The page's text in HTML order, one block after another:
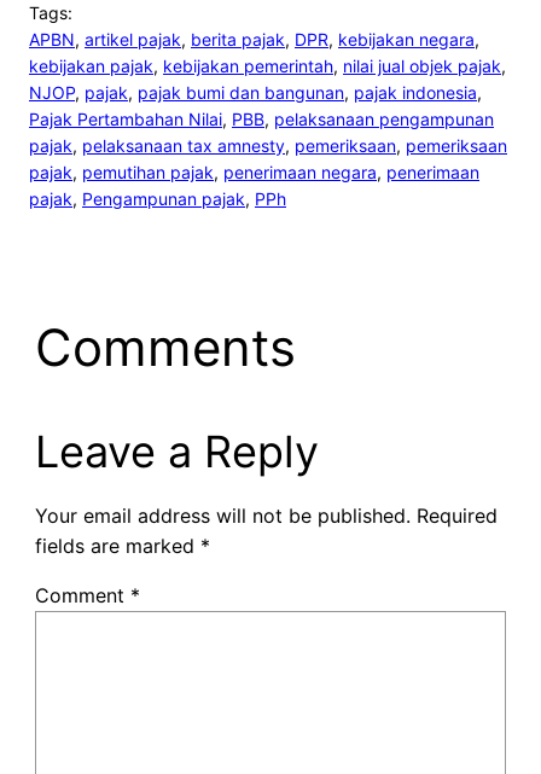
Tags:
APBN, artikel pajak, berita pajak, DPR, kebijakan negara
kebijakan pajak, kebijakan pemerintah, nilai jual objek pajak
NJOP, pajak, pajak bumi dan bangunan, pajak indonesia
Pajak Pertambahan Nilai, PBB, pelaksanaan pengampunan
pajak, pelaksanaan tax amnesty, pemeriksaan, pemeriksaan
pajak, pemutihan pajak, penerimaan negara, penerimaan
pajak, Pengampunan pajak, PPh
Comments
Leave a Reply
Your email address will not be published. Required
fields are marked *
Comment *